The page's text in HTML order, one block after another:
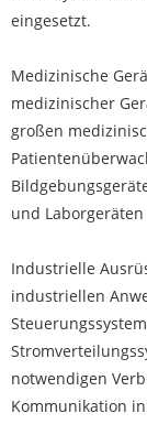
eingesetzt.
Medizinische
medizinischer
großen
und
Industrielle
industriellen
notwendigen
Kommunikation